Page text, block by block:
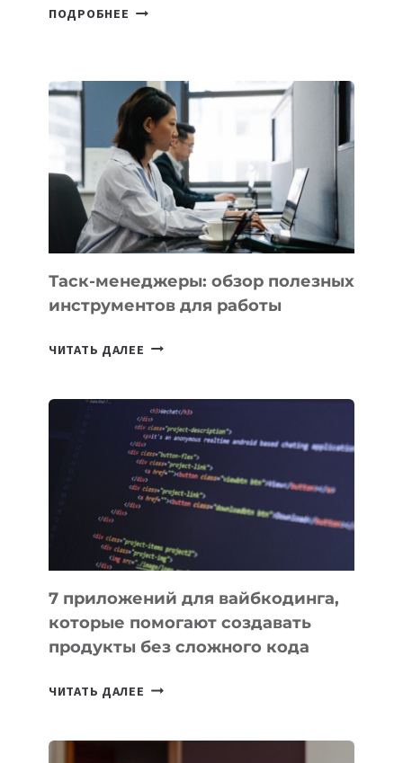
ПОДРОБНЕЕ
НОВЫЕ
ПРЕДМЕТЫ
ПО
ИСКУССТВЕННОМУ
ИНТЕЛЛЕКТУ
Таск-менеджеры: обзор полезных
инструментов для работы
ЧИТАТЬ ДАЛЕЕ ТАСК-
ПОЛЕЗНЫХ
ИНСТРУМЕНТОВ
ДЛЯ
РАБОТЫ
7 приложений для вайбкодинга,
которые помогают создавать
продукты без сложного кода
ЧИТАТЬ ДАЛЕЕ 7